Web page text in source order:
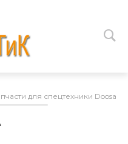
для спецтехники Doosan